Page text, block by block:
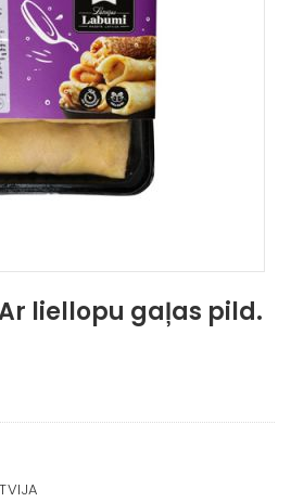
Ar liellopu gaļas pild.